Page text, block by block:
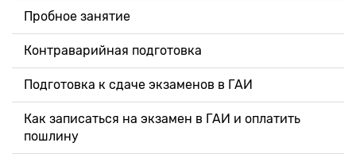
Пробное занятие
Контраварийная подготовка
Подготовка к сдаче экзаменов в ГАИ
Как записаться на экзамен в ГАИ и оплатить
пошлину